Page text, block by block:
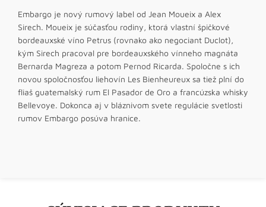
Embargo je nový rumový label od Jean Moueix a Alex
Sirech. Moueix je súčasťou rodiny, ktorá vlastní špičkové
bordeauxské víno Petrus (rovnako ako negociant Duclot),
kým Sirech pracoval pre bordeauxského vínneho magnáta
Bernarda Magreza a potom Pernod Ricarda. Spoločne s ich
novou spoločnosťou liehovín Les Bienheureux sa tiež plní do
fliaš guatemalský rum El Pasador de Oro a francúzska whisky
Bellevoye. Dokonca aj v bláznivom svete regulácie svetlosti
rumov Embargo posúva hranice.